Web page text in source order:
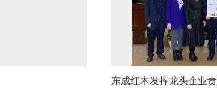
东成红木发挥龙头企业